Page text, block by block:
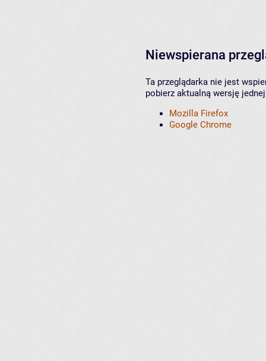
Niewspierana
Ta przeglądarka nie jest
pobierz aktualną wersję
Mozilla Firefox
Google Chrome